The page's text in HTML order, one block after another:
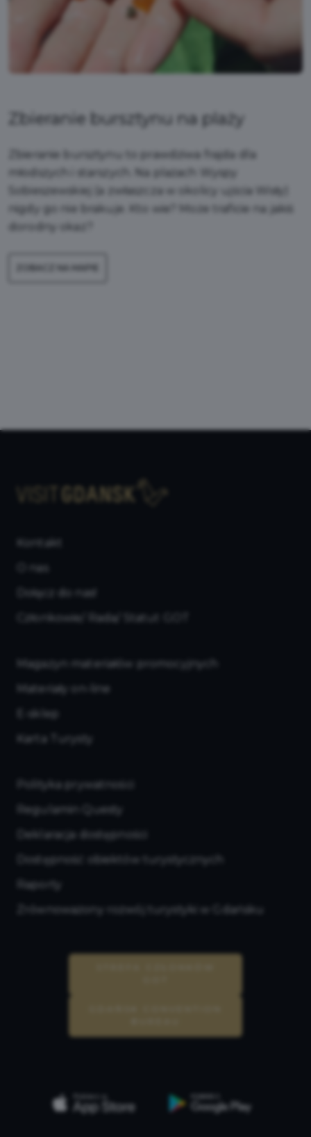
Zbieranie bursztynu na plaży
Zbieranie bursztynu to prawdziwa frajda dla
młodszych i starszych. Na plażach Wyspy
Sobieszewskiej (a zwłaszcza w okolicy ujścia Wisły)
nigdy go nie brakuje. Kto wie? Może traficie na jakiś
dorodny okaz?
ZOBACZ NA MAPIE
Kontakt
O nas
Dołącz do nas!
Członkowie/ Rada/ Statut GOT
Magazyn materiałów promocyjnych
Materiały on-line
E-sklep
Karta Turysty
Polityka prywatności
Regulamin Questy
Deklaracja dostępności
Dostępność obiektów turystycznych
Raporty
Zrównoważony rozwój turystyki w Gdańsku